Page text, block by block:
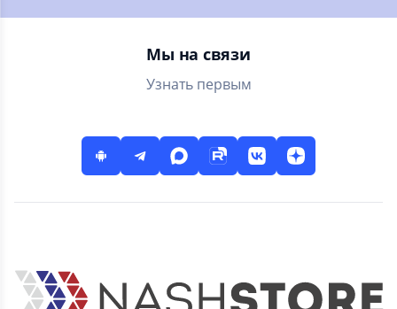
Мы на связи
Узнать первым